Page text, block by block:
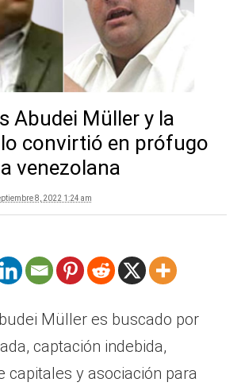
Abudei Müller y la
convirtió en prófugo
venezolana
8, 2022 1:24 am
Müller es buscado por
captación indebida,
capitales y asociación para